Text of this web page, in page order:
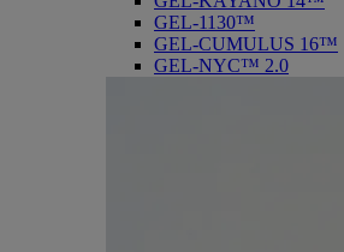
GEL-1130™
GEL-CUMULUS 16™
GEL-NYC™ 2.0